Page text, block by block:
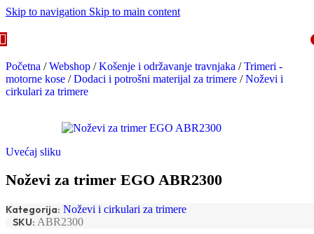
Skip to navigation Skip to main content
Početna / Webshop / Košenje i održavanje travnjaka / Trimeri -
motorne kose / Dodaci i potrošni materijal za trimere / Noževi i
cirkulari za trimere
Uvećaj sliku
Noževi za trimer EGO ABR2300
Kategorija: Noževi i cirkulari za trimere
SKU: ABR2300